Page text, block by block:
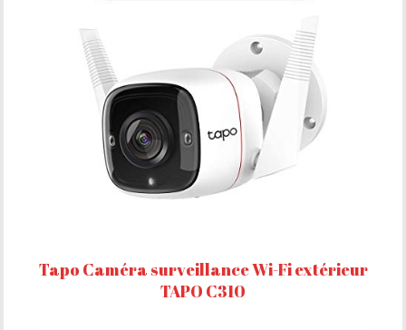
Tapo Caméra surveillance Wi-Fi extérieur
TAPO C310